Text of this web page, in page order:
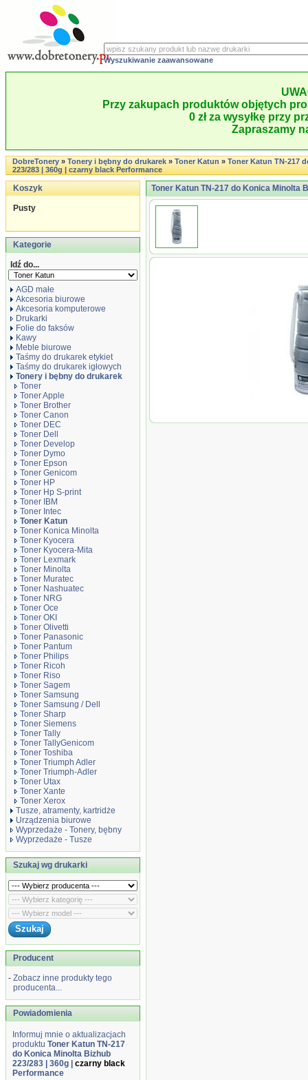
Wyszukiwanie zaawansowane
Przy zakupach produktów objętych
0 zł za wysyłkę przy
Zapraszamy
DobreTonery»Tonery i bębny do drukarek»Toner Katun»Toner Katun TN-217
223/283 | 360g | czarny black Performance
Koszyk
Pusty
Kategorie
Idź do...
AGD małe
Akcesoria biurowe
Akcesoria komputerowe
Drukarki
Folie do faksów
Kawy
Meble biurowe
Taśmy do drukarek etykiet
Taśmy do drukarek igłowych
Tonery i bębny do drukarek
Toner
Toner Apple
Toner Brother
Toner Canon
Toner DEC
Toner Dell
Toner Develop
Toner Dymo
Toner Epson
Toner Genicom
Toner HP
Toner Hp S-print
Toner IBM
Toner Intec
Toner Katun
Toner Konica Minolta
Toner Kyocera
Toner Kyocera-Mita
Toner Lexmark
Toner Minolta
Toner Muratec
Toner Nashuatec
Toner NRG
Toner Oce
Toner OKI
Toner Olivetti
Toner Panasonic
Toner Pantum
Toner Philips
Toner Ricoh
Toner Riso
Toner Sagem
Toner Samsung
Toner Samsung / Dell
Toner Sharp
Toner Siemens
Toner Tally
Toner TallyGenicom
Toner Toshiba
Toner Triumph Adler
Toner Triumph-Adler
Toner Utax
Toner Xante
Toner Xerox
Tusze, atramenty, kartridże
Urządzenia biurowe
Wyprzedaże - Tonery, bębny
Wyprzedaże - Tusze
Szukaj wg drukarki
Producent
- Zobacz inne produkty tego
producenta...
Powiadomienia
Informuj mnie o aktualizacjach
produktu Toner Katun TN-217
do Konica Minolta Bizhub
223/283 | 360g | czarny black
Performance
Toner Katun TN-217 do Konica Minolta
Minolta Bizhub